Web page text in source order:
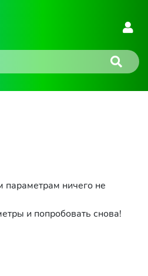
ничего не
и попробовать снова!